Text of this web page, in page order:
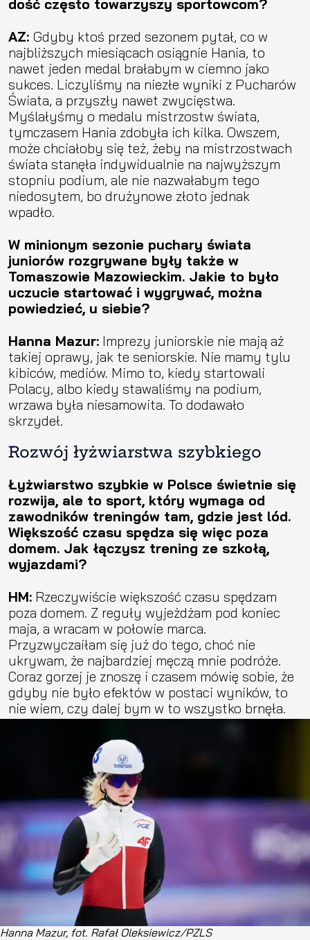
dość często towarzyszy sportowcom?
AZ: Gdyby ktoś przed sezonem pytał, co w
najbliższych miesiącach osiągnie Hania, to
nawet jeden medal brałabym w ciemno jako
sukces. Liczyliśmy na niezłe wyniki z Pucharów
Świata, a przyszły nawet zwycięstwa.
Myślałyśmy o medalu mistrzostw świata,
tymczasem Hania zdobyła ich kilka. Owszem,
może chciałoby się też, żeby na mistrzostwach
świata stanęła indywidualnie na najwyższym
stopniu podium, ale nie nazwałabym tego
niedosytem, bo drużynowe złoto jednak
wpadło.
W minionym sezonie puchary świata
juniorów rozgrywane były także w
Tomaszowie Mazowieckim. Jakie to było
uczucie startować i wygrywać, można
powiedzieć, u siebie?
Hanna Mazur: Imprezy juniorskie nie mają aż
takiej oprawy, jak te seniorskie. Nie mamy tylu
kibiców, mediów. Mimo to, kiedy startowali
Polacy, albo kiedy stawaliśmy na podium,
wrzawa była niesamowita. To dodawało
skrzydeł.
Rozwój łyżwiarstwa szybkiego
Łyżwiarstwo szybkie w Polsce świetnie się
rozwija, ale to sport, który wymaga od
zawodników treningów tam, gdzie jest lód.
Większość czasu spędza się więc poza
domem. Jak łączysz trening ze szkołą,
wyjazdami?
HM: Rzeczywiście większość czasu spędzam
poza domem. Z reguły wyjeżdżam pod koniec
maja, a wracam w połowie marca.
Przyzwyczaiłam się już do tego, choć nie
ukrywam, że najbardziej męczą mnie podróże.
Coraz gorzej je znoszę i czasem mówię sobie, że
gdyby nie było efektów w postaci wyników, to
nie wiem, czy dalej bym w to wszystko brnęła.
Hanna Mazur, fot. Rafał Oleksiewicz/PZLS